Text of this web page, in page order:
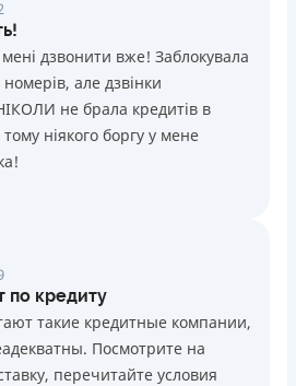
дзвонити вже! Заблокувала
але дзвінки
не брала кредитів в
ніякого боргу у мене
по кредиту
такие кредитные компании,
Посмотрите на
перечитайте условия